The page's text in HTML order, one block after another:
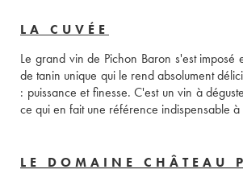
LA CUVÉE
Le grand vin de Pichon Baron s'est
de tanin unique qui le rend absolument
: puissance et finesse. C'est un vin à
ce qui en fait une référence indispensable
LE DOMAINE CHÂTEAU